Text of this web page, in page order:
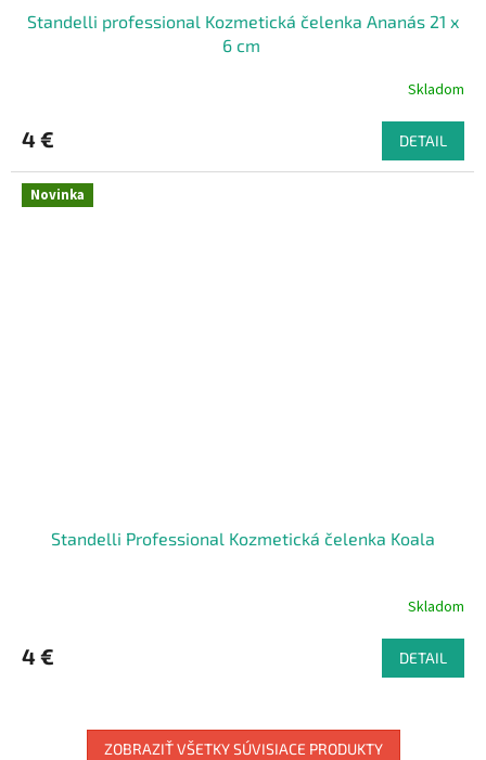
Standelli professional Kozmetická čelenka Ananás 21 x
6 cm ​
Skladom
4 € DETAIL
Novinka
Standelli Professional Kozmetická čelenka Koala
Skladom
4 € DETAIL
ZOBRAZIŤ VŠETKY SÚVISIACE PRODUKTY